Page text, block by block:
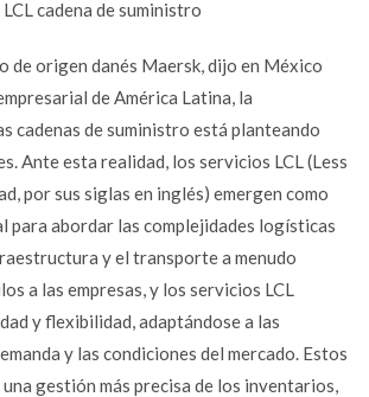
cadena de suministro
de origen danés Maersk, dijo en México
de América Latina, la
cadenas de suministro está planteando
Ante esta realidad, los servicios LCL (Less
por sus siglas en inglés) emergen como
para abordar las complejidades logísticas
y el transporte a menudo
a las empresas, y los servicios LCL
y flexibilidad, adaptándose a las
y las condiciones del mercado. Estos
gestión más precisa de los inventarios,